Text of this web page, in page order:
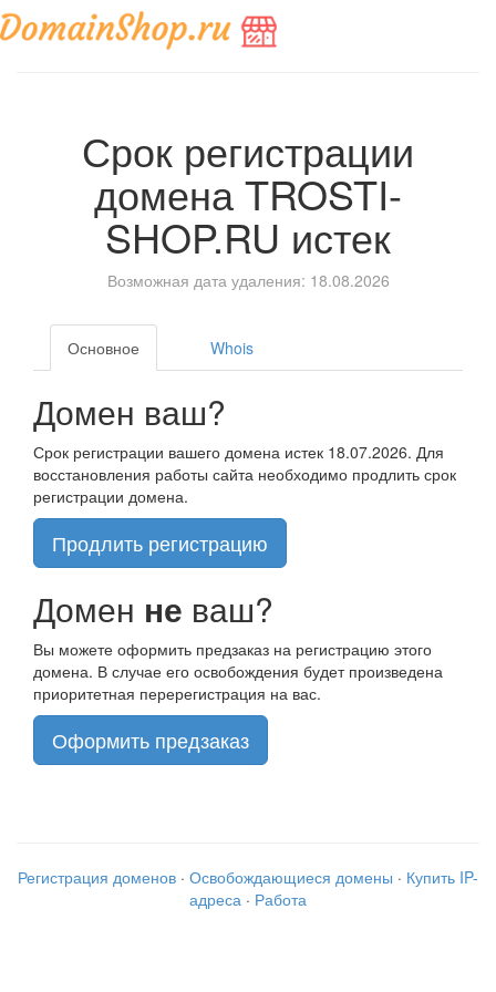
Срок регистрации
доменаTROSTI-
SHOP.RU истек
Возможная дата удаления: 18.08.2026
Основное Whois
Домен ваш?
Срок регистрации вашего домена истек 18.07.2026. Для
восстановления работы сайта необходимо продлить срок
регистрации домена.
Продлить регистрацию
Домен не ваш?
Вы можете оформить предзаказ на регистрацию этого
домена. В случае его освобождения будет произведена
приоритетная перерегистрация на вас.
Оформить предзаказ
Регистрация доменов · Освобождающиеся домены · Купить IP-
адреса · Работа